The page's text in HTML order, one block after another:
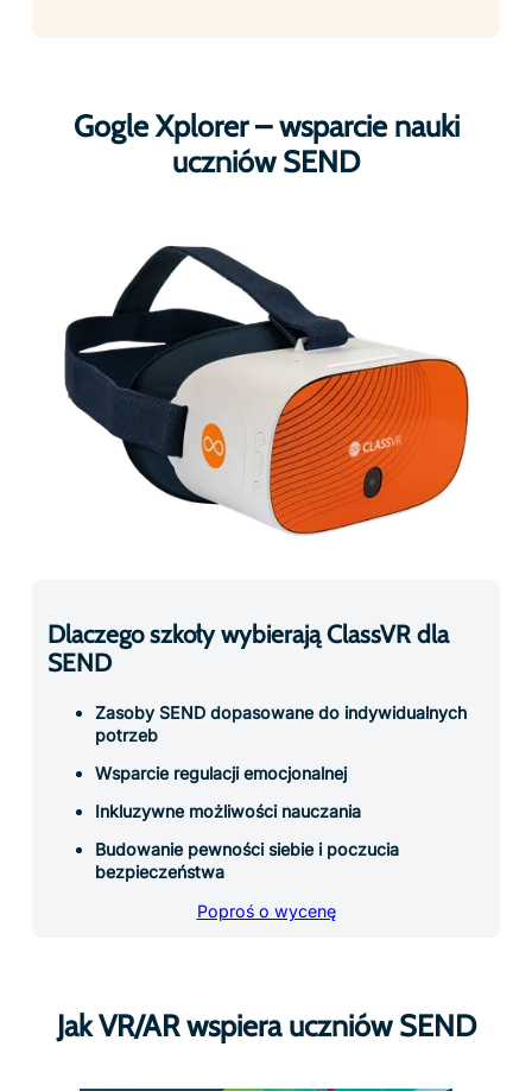
Gogle Xplorer – wsparcie nauki
uczniów SEND
Dlaczego szkoły wybierają ClassVR dla
SEND
Zasoby SEND dopasowane do indywidualnych
potrzeb
Wsparcie regulacji emocjonalnej
Inkluzywne możliwości nauczania
Budowanie pewności siebie i poczucia
bezpieczeństwa
Poproś o wycenę
Jak VR/AR wspiera uczniów SEND